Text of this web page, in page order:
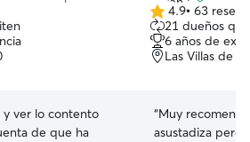
y ver lo contento
de que ha
4.9
de
5
estrellas
4.9• 63
21 dueños
6 años de
Las Villas de
“Muy
asustadiza pero